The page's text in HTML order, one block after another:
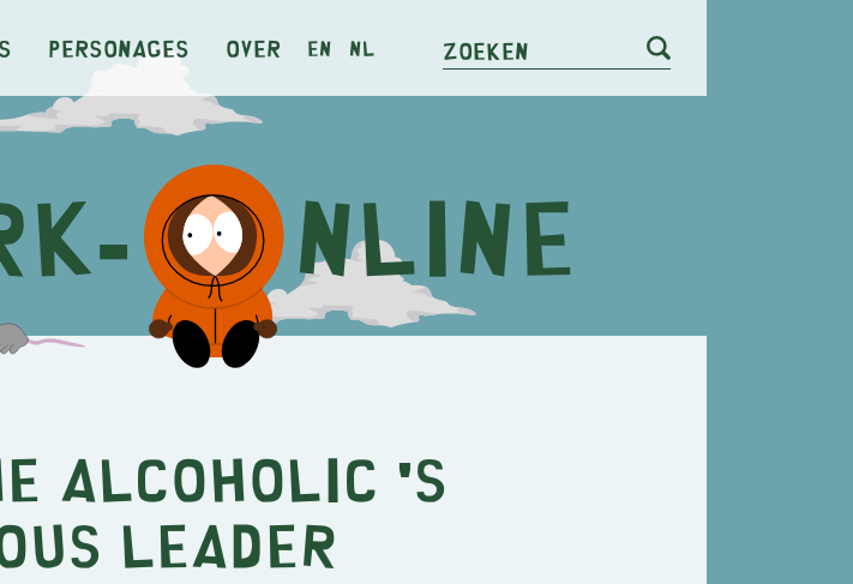
Personages Over en nl Zoeken
Alcoholic 's
leader